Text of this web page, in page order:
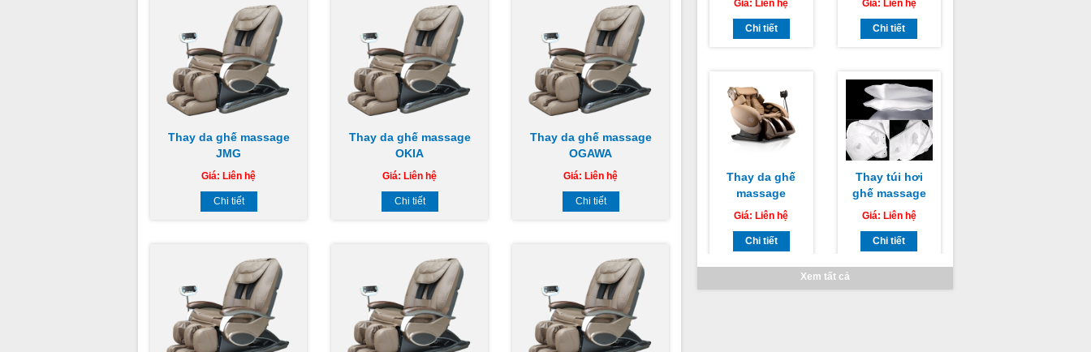
Thay da ghế massage
JMG
Giá: Liên hệ
Chi tiết
Thay da ghế massage
OKIA
Giá: Liên hệ
Chi tiết
Thay da ghế massage
OGAWA
Giá: Liên hệ
Chi tiết
Chí Minh
Chi tiết
NGHIỆP TẠI HỒ
CHÍ MINH, HÀ
NỘI
Chi tiết
massage
TAMAKA tại hồ
chí minh
Giá:Liên hệ
Chi tiết
Thay túi hơi
ghế massage
OMAKING
Giá:Liên hệ
Chi tiết
Xem tất cả